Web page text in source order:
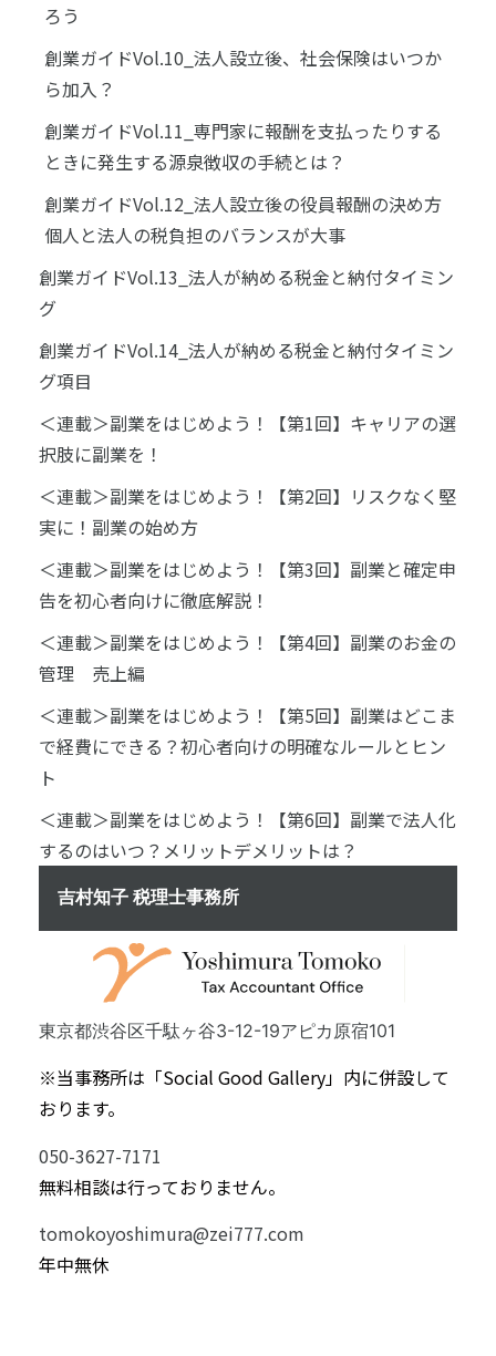
ろう
創業ガイドVol.10_法人設立後、社会保険はいつか
ら加入？
創業ガイドVol.11_専門家に報酬を支払ったりする
ときに発生する源泉徴収の手続とは？
創業ガイドVol.12_法人設立後の役員報酬の決め方
個人と法人の税負担のバランスが大事
創業ガイドVol.13_法人が納める税金と納付タイミン
グ
創業ガイドVol.14_法人が納める税金と納付タイミン
グ項目
＜連載＞副業をはじめよう！【第1回】キャリアの選
択肢に副業を！
＜連載＞副業をはじめよう！【第2回】リスクなく堅
実に！副業の始め方
＜連載＞副業をはじめよう！【第3回】副業と確定申
告を初心者向けに徹底解説！
＜連載＞副業をはじめよう！【第4回】副業のお金の
管理 売上編
＜連載＞副業をはじめよう！【第5回】副業はどこま
で経費にできる？初心者向けの明確なルールとヒン
ト
＜連載＞副業をはじめよう！【第6回】副業で法人化
するのはいつ？メリットデメリットは？
吉村知子 税理士事務所
東京都渋谷区千駄ヶ谷3-12-19アピカ原宿101
※当事務所は「Social Good Gallery」内に併設して
おります。
050-3627-7171
無料相談は行っておりません。
tomokoyoshimura@zei777.com
年中無休